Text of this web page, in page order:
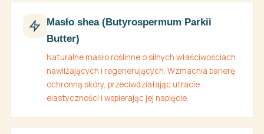
Masło shea (Butyrospermum Parkii
Butter)
Naturalne masło roślinne o silnych właściwościach
nawilżających i regenerujących. Wzmacnia barierę
ochronną skóry, przeciwdziałając utracie
elastyczności i wspierając jej napięcie.